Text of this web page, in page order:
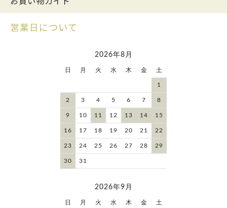
営業日について
2026年8月
日 月 火 水 木 金 土
1
2 3 4 5 6 7 8
9 10 11 12 13 14 15
16 17 18 19 20 21 22
23 24 25 26 27 28 29
30 31
2026年9月
日 月 火 水 木 金 土